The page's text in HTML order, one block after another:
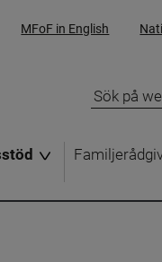
MFoF in English